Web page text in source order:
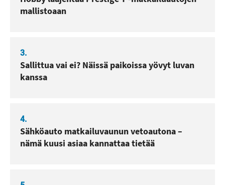
mallistoaan
3.
Sallittua vai ei? Näissä paikoissa yövyt luvan
kanssa
4.
Sähköauto matkailuvaunun vetoautona –
nämä kuusi asiaa kannattaa tietää